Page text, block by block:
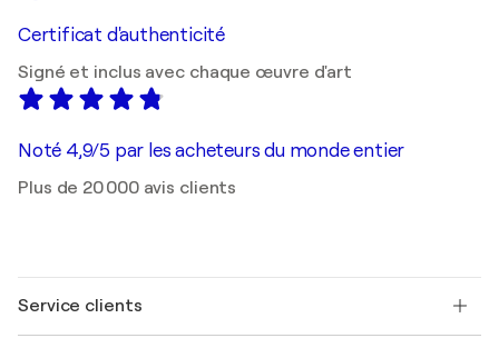
Certificat d'authenticité
Signé et inclus avec chaque œuvre d'art
Noté 4,9/5 par les acheteurs du monde entier
Plus de 20 000 avis clients
Service clients